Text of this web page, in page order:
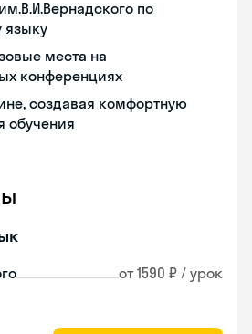
по
языку
места на
конференциях
создавая комфортную
обучения
от 1590 ₽ / урок